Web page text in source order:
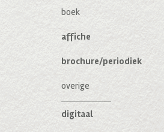
boek
affiche
brochure/periodiek
overige
digitaal